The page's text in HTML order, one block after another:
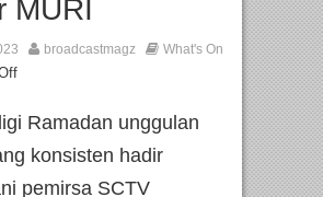
MURI
broadcastmagz What's On
Ramadan unggulan
konsisten hadir
pemirsa SCTV